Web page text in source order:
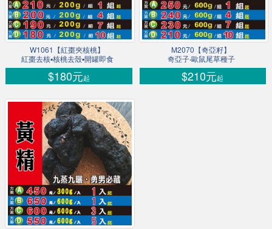
W1061【紅棗夾核桃】
紅棗去核▪核桃去殼▪開罐即食
$180元起
M2070【奇亞籽】
奇亞子‧歐鼠尾草種子
$210元起